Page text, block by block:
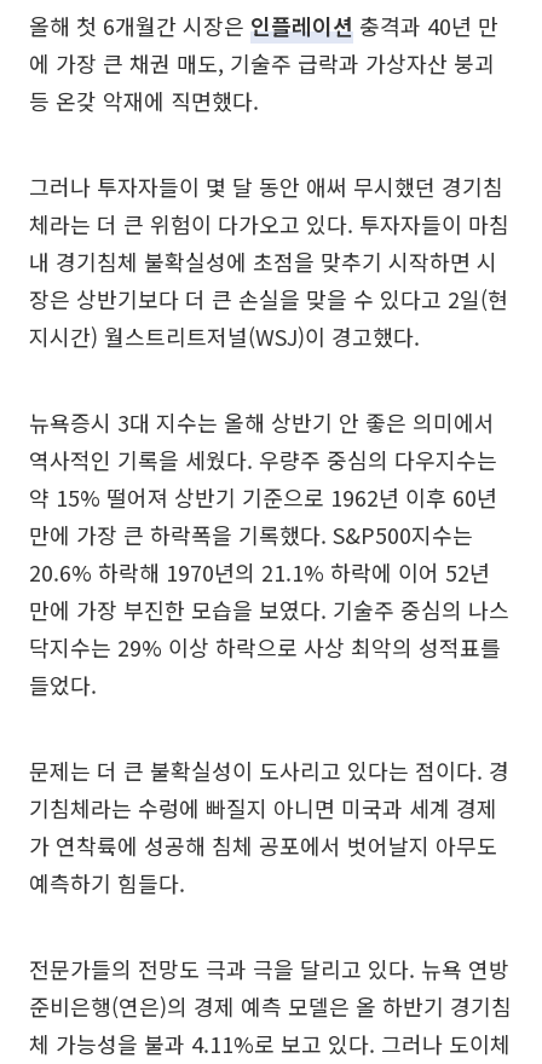
올해 첫 6개월간 시장은 인플레이션 충격과 40년 만
에 가장 큰 채권 매도, 기술주 급락과 가상자산 붕괴
등 온갖 악재에 직면했다.
그러나 투자자들이 몇 달 동안 애써 무시했던 경기침
체라는 더 큰 위험이 다가오고 있다. 투자자들이 마침
내 경기침체 불확실성에 초점을 맞추기 시작하면 시
장은 상반기보다 더 큰 손실을 맞을 수 있다고 2일(현
지시간) 월스트리트저널(WSJ)이 경고했다.
뉴욕증시 3대 지수는 올해 상반기 안 좋은 의미에서
역사적인 기록을 세웠다. 우량주 중심의 다우지수는
약 15% 떨어져 상반기 기준으로 1962년 이후 60년
만에 가장 큰 하락폭을 기록했다. S&P500지수는
20.6% 하락해 1970년의 21.1% 하락에 이어 52년
만에 가장 부진한 모습을 보였다. 기술주 중심의 나스
닥지수는 29% 이상 하락으로 사상 최악의 성적표를
들었다.
문제는 더 큰 불확실성이 도사리고 있다는 점이다. 경
기침체라는 수렁에 빠질지 아니면 미국과 세계 경제
가 연착륙에 성공해 침체 공포에서 벗어날지 아무도
예측하기 힘들다.
전문가들의 전망도 극과 극을 달리고 있다. 뉴욕 연방
준비은행(연은)의 경제 예측 모델은 올 하반기 경기침
체 가능성을 불과 4.11%로 보고 있다. 그러나 도이체